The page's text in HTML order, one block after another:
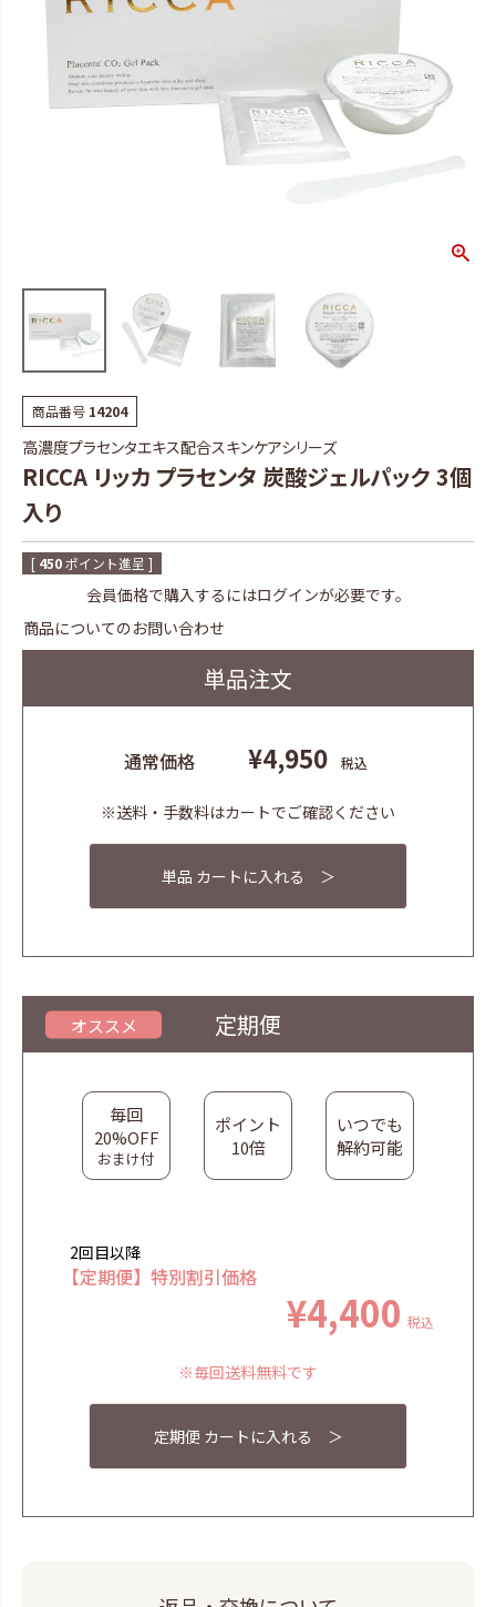
商品番号 14204
高濃度プラセンタエキス配合スキンケアシリーズ
RICCA リッカ プラセンタ 炭酸ジェルパック 3個
入り
[ 450ポイント進呈 ]
会員価格で購入するにはログインが必要です。
商品についてのお問い合わせ
単品注文
通常価格 ¥4,950 税込
※送料・手数料はカートでご確認ください
単品 カートに入れる ＞
定期便
オススメ
毎回
20%OFF
おまけ付
ポイント
10倍
いつでも
解約可能
【定期便】特別割引価格
¥4,400 税込
※毎回送料無料です
定期便 カートに入れる ＞